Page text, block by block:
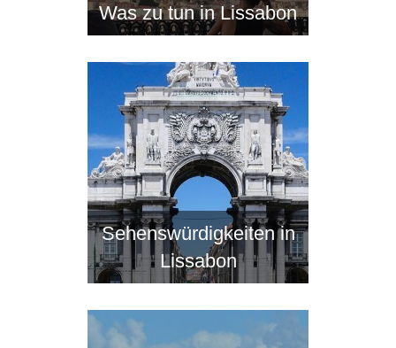
Was zu tun in Lissabon
Sehenswürdigkeiten in
Lissabon